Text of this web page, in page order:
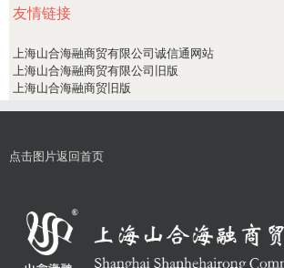
友情链接
上海山合海融商贸有限公司诚信通网站
上海山合海融商贸有限公司旧版
上海山合海融商贸旧版
点击图片返回首页